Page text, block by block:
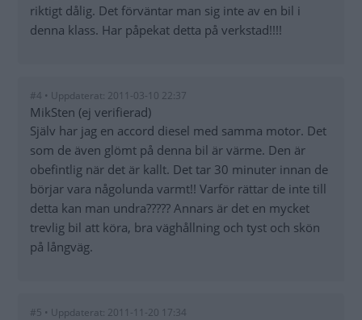
riktigt dålig. Det förväntar man sig inte av en bil i
denna klass. Har påpekat detta på verkstad!!!!
#4 • Uppdaterat: 2011-03-10 22:37
MikSten (ej verifierad)
Själv har jag en accord diesel med samma motor. Det
som de även glömt på denna bil är värme. Den är
obefintlig när det är kallt. Det tar 30 minuter innan de
börjar vara någolunda varmt!! Varför rättar de inte till
detta kan man undra????? Annars är det en mycket
trevlig bil att köra, bra väghållning och tyst och skön
på långväg.
#5 • Uppdaterat: 2011-11-20 17:34